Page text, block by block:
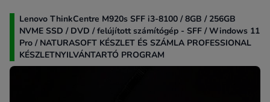
Lenovo ThinkCentre M920s SFF i3-8100 / 8GB / 256GB
NVME SSD / DVD / felújított számítógép - SFF / Windows 11
Pro / NATURASOFT KÉSZLET ÉS SZÁMLA PROFESSIONAL
KÉSZLETNYILVÁNTARTÓ PROGRAM